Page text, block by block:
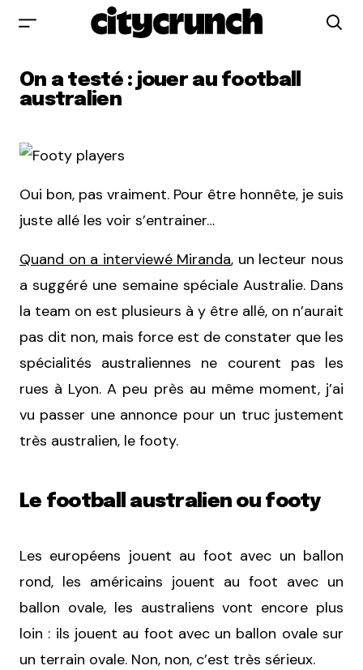
On a testé : jouer au football
australien
Oui bon, pas vraiment. Pour être honnête, je suis
juste allé les voir s’entrainer…
Quand on a interviewé Miranda, un lecteur nous
a suggéré une semaine spéciale Australie. Dans
la team on est plusieurs à y être allé, on n’aurait
pas dit non, mais force est de constater que les
spécialités australiennes ne courent pas les
rues à Lyon. A peu près au même moment, j’ai
vu passer une annonce pour un truc justement
très australien, le footy.
Le football australien ou footy
Les européens jouent au foot avec un ballon
rond, les américains jouent au foot avec un
ballon ovale, les australiens vont encore plus
loin : ils jouent au foot avec un ballon ovale sur
un terrain ovale. Non, non, c’est très sérieux.